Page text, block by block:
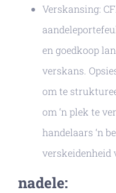
Verskansing:
en goedkoop
verskans.
om te
om ‘n plek te
handelaars ‘n
verskeidenheid
nadele: